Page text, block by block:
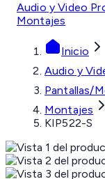
Audio y Video
Montajes
Inicio
Audio y
Pantallas/
Montajes
KIP522-S